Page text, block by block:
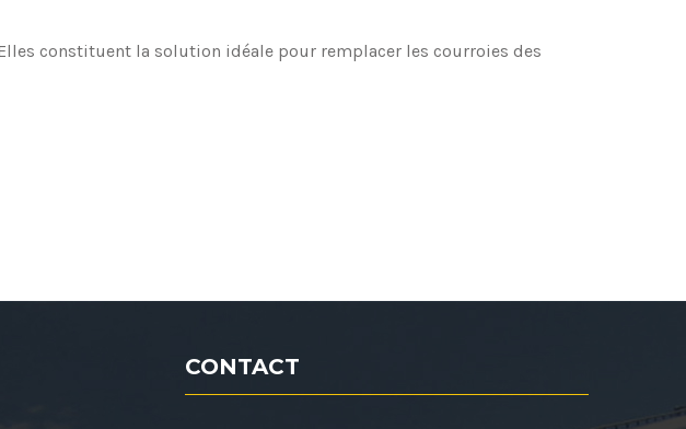
constituent la solution idéale pour remplacer les courroies des
CONTACT